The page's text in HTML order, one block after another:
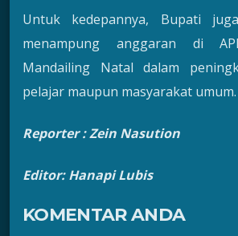
Untuk kedepannya, Bupati
menampung anggaran di
Mandailing Natal dalam
pelajar maupun masyarakat umum.
Reporter : Zein Nasution
Editor: Hanapi Lubis
KOMENTAR ANDA